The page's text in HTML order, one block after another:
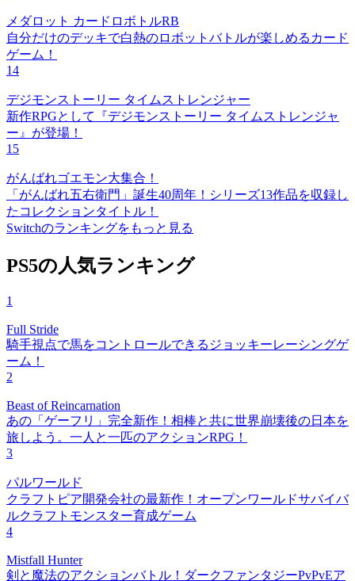
メダロット カードロボトルRB
自分だけのデッキで白熱のロボットバトルが楽しめるカード
ゲーム！
14
デジモンストーリー タイムストレンジャー
新作RPGとして『デジモンストーリー タイムストレンジャ
ー』が登場！
15
がんばれゴエモン大集合！
「がんばれ五右衛門」誕生40周年！シリーズ13作品を収録し
たコレクションタイトル！
Switchのランキングをもっと見る
PS5の人気ランキング
1
Full Stride
騎手視点で馬をコントロールできるジョッキーレーシングゲ
ーム！
2
Beast of Reincarnation
あの「ゲーフリ」完全新作！相棒と共に世界崩壊後の日本を
旅しよう。一人と一匹のアクションRPG！
3
パルワールド
クラフトピア開発会社の最新作！オープンワールドサバイバ
ルクラフトモンスター育成ゲーム
4
Mistfall Hunter
剣と魔法のアクションバトル！ダークファンタジーPvPvEア